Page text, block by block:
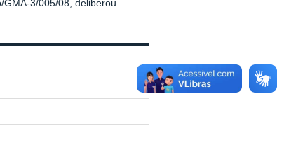
3/005/08, deliberou